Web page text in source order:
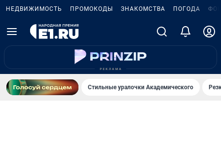
НЕДВИЖИМОСТЬ ПРОМОКОДЫ ЗНАКОМСТВА ПОГОДА
Стильные уралочки Академического